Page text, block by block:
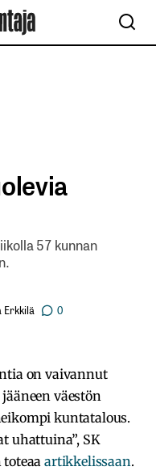
57 kunnan
0
on vaivannut
väestön
kuntatalous.
uhattuina”, SK
toteaaartikkelissaan.